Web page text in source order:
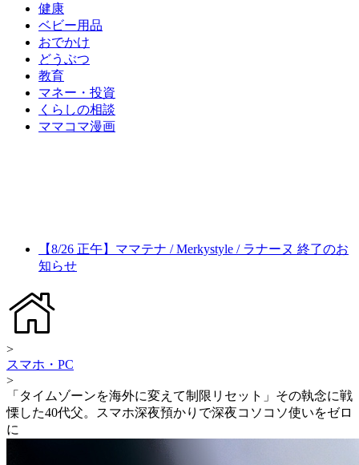
健康
ベビー用品
おでかけ
どうぶつ
教育
マネー・投資
くらしの相談
ママコマ漫画
【8/26 正午】ママテナ / Merkystyle / ラナーヌ 終了のお
知らせ
>
スマホ・PC
>
「タイムゾーンを海外に変えて制限リセット」その執念に戦
慄した40代父。スマホ深夜預かりで深夜コソコソ使いをゼロ
に